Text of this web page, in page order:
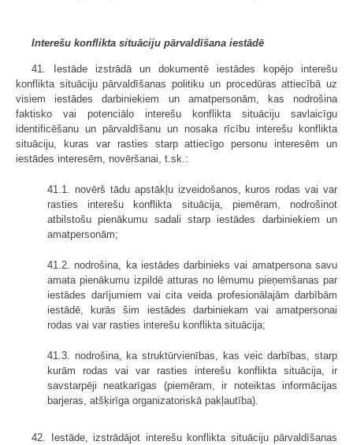
Interešu konflikta situāciju pārvaldīšana iestādē
41. Iestāde izstrādā un dokumentē iestādes kopējo interešu
konflikta situāciju pārvaldīšanas politiku un procedūras attiecībā uz
visiem iestādes darbiniekiem un amatpersonām, kas nodrošina
faktisko vai potenciālo interešu konflikta situāciju savlaicīgu
identificēšanu un pārvaldīšanu un nosaka rīcību interešu konflikta
situāciju, kuras var rasties starp attiecīgo personu interesēm un
iestādes interesēm, novēršanai, t.sk.:
41.1. novērš tādu apstākļu izveidošanos, kuros rodas vai var
rasties interešu konflikta situācija, piemēram, nodrošinot
atbilstošu pienākumu sadali starp iestādes darbiniekiem un
amatpersonām;
41.2. nodrošina, ka iestādes darbinieks vai amatpersona savu
amata pienākumu izpildē atturas no lēmumu pieņemšanas par
iestādes darījumiem vai cita veida profesionālajām darbībām
iestādē, kurās šim iestādes darbiniekam vai amatpersonai
rodas vai var rasties interešu konflikta situācija;
41.3. nodrošina, ka struktūrvienības, kas veic darbības, starp
kurām rodas vai var rasties interešu konflikta situācija, ir
savstarpēji neatkarīgas (piemēram, ir noteiktas informācijas
barjeras, atšķirīga organizatoriskā pakļautība).
42. Iestāde, izstrādājot interešu konflikta situāciju pārvaldīšanas